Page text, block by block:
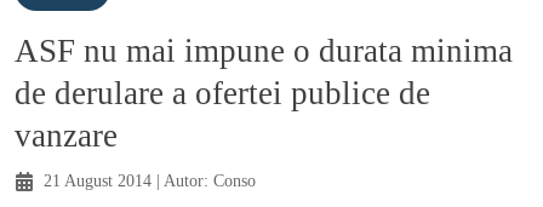
ASF nu mai impune o durata minima
de derulare a ofertei publice de
vanzare
21 August 2014 | Autor: Conso